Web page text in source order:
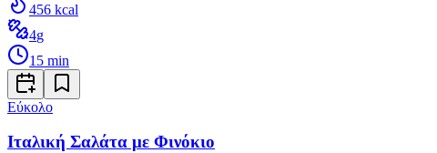
456 kcal
4g
15 min
Εύκολο
Ιταλική Σαλάτα με Φινόκιο